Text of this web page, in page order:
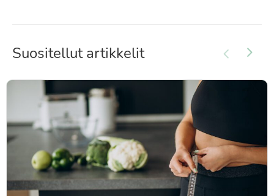
Suositellut artikkelit